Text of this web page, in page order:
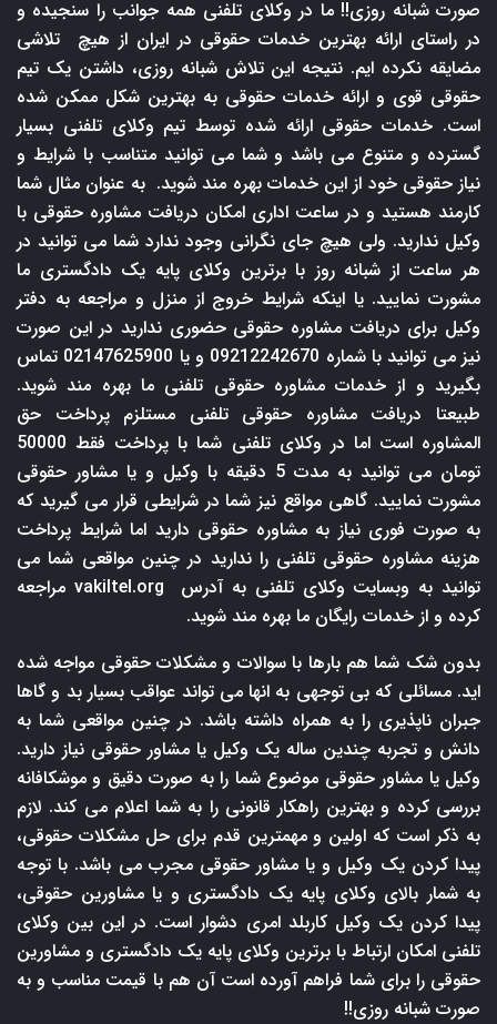
صورت شبانه روزی!! ما در وکلای تلفنی همه جوانب را سنجیده و
در راستای ارائه بهترین خدمات حقوقی در ایران از هیچ تلاشی
مضایقه نکرده ایم. نتیجه این تلاش شبانه روزی، داشتن یک تیم
حقوقی قوی و ارائه خدمات حقوقی به بهترین شکل ممکن شده
است. خدمات حقوقی ارائه شده توسط تیم وکلای تلفنی بسیار
گسترده و متنوع می باشد و شما می توانید متناسب با شرایط و
نیاز حقوقی خود از این خدمات بهره مند شوید. به عنوان مثال شما
کارمند هستید و در ساعت اداری امکان دریافت مشاوره حقوقی با
وکیل ندارید. ولی هیچ جای نگرانی وجود ندارد شما می توانید در
هر ساعت از شبانه روز با برترین وکلای پایه یک دادگستری ما
مشورت نمایید. یا اینکه شرایط خروج از منزل و مراجعه به دفتر
وکیل برای دریافت مشاوره حقوقی حضوری ندارید در این صورت
نیز می توانید با شماره 09212242670 و یا 02147625900 تماس
بگیرید و از خدمات مشاوره حقوقی تلفنی ما بهره مند شوید.
طبیعتا دریافت مشاوره حقوقی تلفنی مستلزم پرداخت حق
المشاوره است اما در وکلای تلفنی شما با پرداخت فقط 50000
تومان می توانید به مدت 5 دقیقه با وکیل و یا مشاور حقوقی
مشورت نمایید. گاهی مواقع نیز شما در شرایطی قرار می گیرید که
به صورت فوری نیاز به مشاوره حقوقی دارید اما شرایط پرداخت
هزینه مشاوره حقوقی تلفنی را ندارید در چنین مواقعی شما می
توانید به وبسایت وکلای تلفنی به آدرس
vakiltel.org مراجعه
کرده و از خدمات رایگان ما بهره مند شوید.
بدون شک شما هم بارها با سوالات و مشکلات حقوقی مواجه شده
اید. مسائلی که بی توجهی به انها می تواند عواقب بسیار بد و گاها
جبران ناپذیری را به همراه داشته باشد. در چنین مواقعی شما به
دانش و تجربه چندین ساله یک وکیل یا مشاور حقوقی نیاز دارید.
وکیل یا مشاور حقوقی موضوع شما را به صورت دقیق و موشکافانه
بررسی کرده و بهترین راهکار قانونی را به شما اعلام می کند. لازم
به ذکر است که اولین و مهمترین قدم برای حل مشکلات حقوقی،
پیدا کردن یک وکیل و یا مشاور حقوقی مجرب می باشد. با توجه
به شمار بالای وکلای پایه یک دادگستری و یا مشاورین حقوقی،
پیدا کردن یک وکیل کاربلد امری دشوار است. در این بین وکلای
تلفنی امکان ارتباط با برترین وکلای پایه یک دادگستری و مشاورین
حقوقی را برای شما فراهم آورده است آن هم با قیمت مناسب و به
صورت شبانه روزی!!